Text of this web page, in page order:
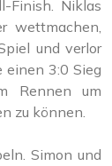
Finish. Niklas
wettmachen,
und verlor
einen 3:0 Sieg
Rennen um
zu können.
Simon und